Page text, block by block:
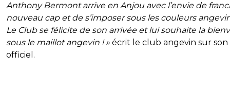
Anthony Bermont arrive en Anjou avec l’envie de
nouveau cap et de s’imposer sous les couleurs
Le Club se félicite de son arrivée et lui souhaite la
sous le maillot angevin ! » écrit le club angevin sur son
officiel.